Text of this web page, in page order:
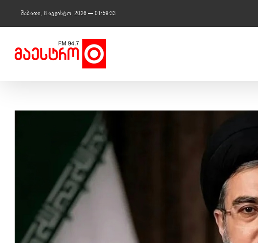
შაბათი, 8 აგვისტო, 2026 — 01:59:34